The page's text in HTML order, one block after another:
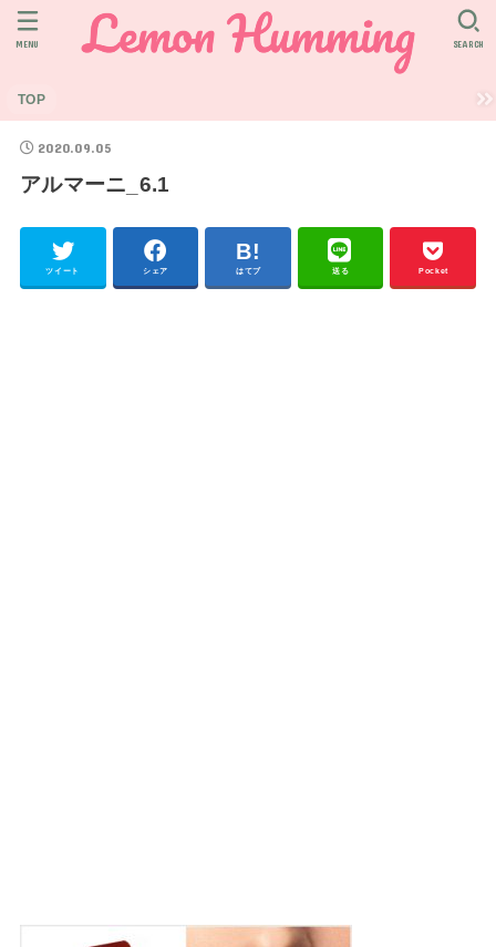
TOP
SEARCH
MENU
2020.09.05
アルマーニ_6.1
ツイート シェア はてブ 送る Pocket